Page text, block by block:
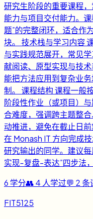
研究生阶段的重要课程
能力与项目交付能力。
题”的完整闭环，适合作
块。 技术栈与学习内容
与实践规范展开，常见
献阅读、原型实现与技
能把方法应用到复杂业
制。 课程结构 课程一般
阶段性作业（或项目）
合难度，强调跨主题整
动推进，避免在截止日
在 Monash IT 方向完成
研究输出的同学。建议
实现-复盘-表达”四步法
6 学分👥 4 人学过💬 2条
FIT5125